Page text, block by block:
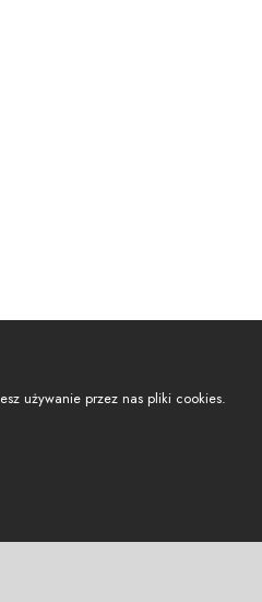
używanie przez nas pliki cookies.